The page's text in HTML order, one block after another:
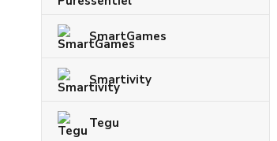
SmartGames
Smartivity
Tegu